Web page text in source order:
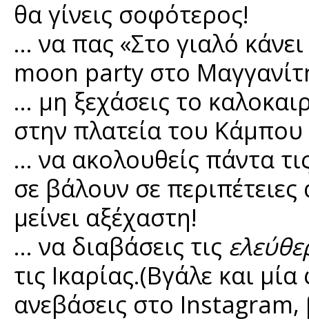
θα γίνεις σοφότερος!
… να πας «Στο γιαλό
moon party στο
… μη ξεχάσεις το
στην πλατεία του Κάμπου
… να ακολουθείς πάντα
σε βάλουν σε
μείνει αξέχαστη!
… να διαβάσεις τις
τις Ικαρίας.(Βγάλε και
ανεβάσεις στο